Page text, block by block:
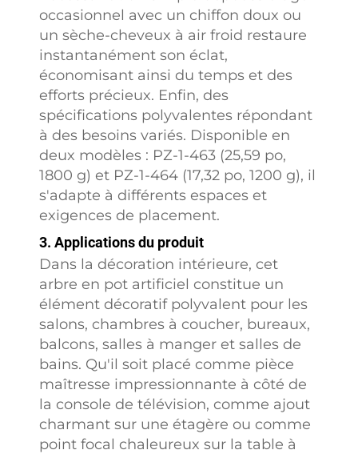
occasionnel avec un chiffon doux ou
un sèche-cheveux à air froid restaure
instantanément son éclat,
économisant ainsi du temps et des
efforts précieux. Enfin, des
spécifications polyvalentes répondant
à des besoins variés. Disponible en
deux modèles : PZ-1-463 (25,59 po,
1800 g) et PZ-1-464 (17,32 po, 1200 g), il
s'adapte à différents espaces et
exigences de placement.
3. Applications du produit
Dans la décoration intérieure, cet
arbre en pot artificiel constitue un
élément décoratif polyvalent pour les
salons, chambres à coucher, bureaux,
balcons, salles à manger et salles de
bains. Qu'il soit placé comme pièce
maîtresse impressionnante à côté de
la console de télévision, comme ajout
charmant sur une étagère ou comme
point focal chaleureux sur la table à